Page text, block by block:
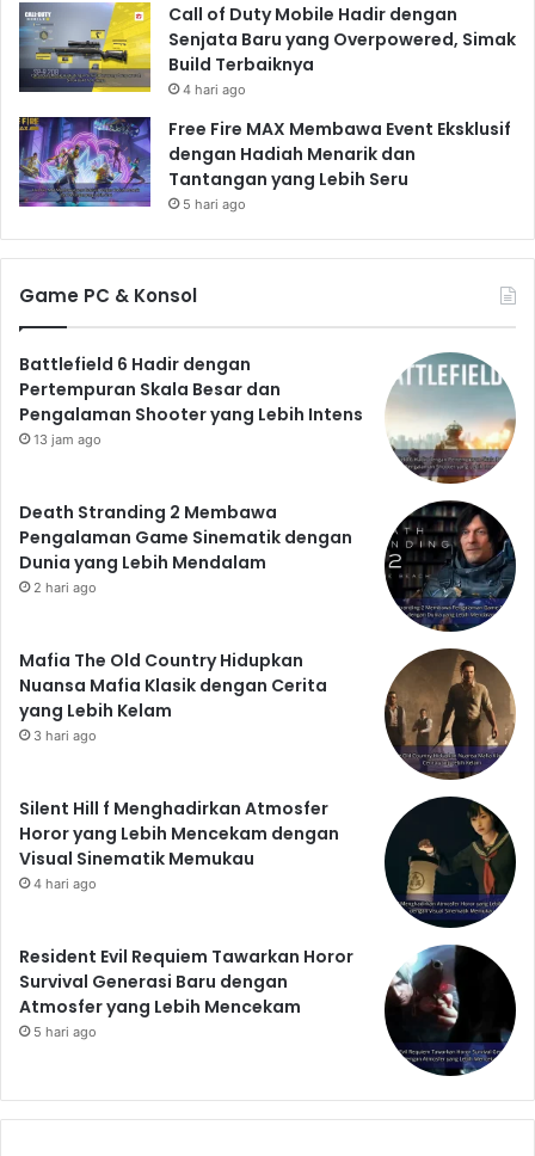
Call of Duty Mobile Hadir dengan
Senjata Baru yang Overpowered, Simak
Build Terbaiknya
4 hari ago
Free Fire MAX Membawa Event Eksklusif
dengan Hadiah Menarik dan
Tantangan yang Lebih Seru
5 hari ago
Game PC & Konsol
Battlefield 6 Hadir dengan
Pertempuran Skala Besar dan
Pengalaman Shooter yang Lebih Intens
13 jam ago
Death Stranding 2 Membawa
Pengalaman Game Sinematik dengan
Dunia yang Lebih Mendalam
2 hari ago
Mafia The Old Country Hidupkan
Nuansa Mafia Klasik dengan Cerita
yang Lebih Kelam
3 hari ago
Silent Hill f Menghadirkan Atmosfer
Horor yang Lebih Mencekam dengan
Visual Sinematik Memukau
4 hari ago
Resident Evil Requiem Tawarkan Horor
Survival Generasi Baru dengan
Atmosfer yang Lebih Mencekam
5 hari ago